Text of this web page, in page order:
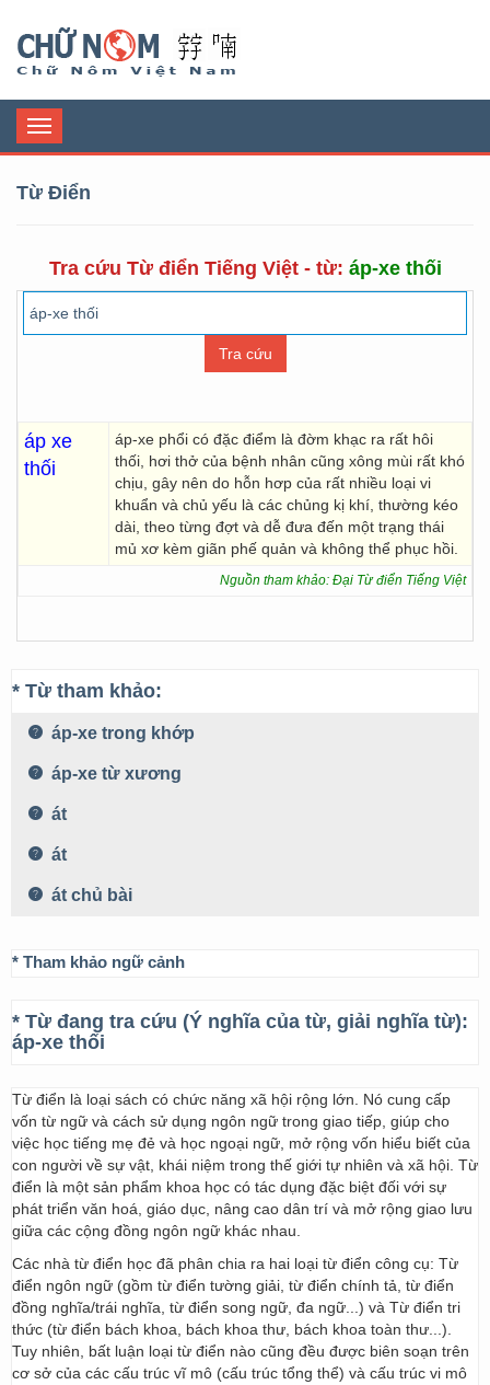
Toggle
navigation
Từ Điển
Tra cứu Từ điển Tiếng Việt - từ: áp-xe thối
áp xe
thối
áp-xe phổi có đặc điểm là đờm khạc ra rất hôi
thối, hơi thở của bệnh nhân cũng xông mùi rất khó
chịu, gây nên do hỗn hơp của rất nhiều loại vi
khuẩn và chủ yếu là các chủng kị khí, thường kéo
dài, theo từng đợt và dễ đưa đến một trạng thái
mủ xơ kèm giãn phế quản và không thể phục hồi.
Nguồn tham khảo: Đại Từ điển Tiếng Việt
* Từ tham khảo:
áp-xe trong khớp
áp-xe từ xương
át
át
át chủ bài
* Tham khảo ngữ cảnh
* Từ đang tra cứu (Ý nghĩa của từ, giải nghĩa từ):
áp-xe thối
Từ điển là loại sách có chức năng xã hội rộng lớn. Nó cung cấp
vốn từ ngữ và cách sử dụng ngôn ngữ trong giao tiếp, giúp cho
việc học tiếng mẹ đẻ và học ngoại ngữ, mở rộng vốn hiểu biết của
con người về sự vật, khái niệm trong thế giới tự nhiên và xã hội. Từ
điển là một sản phẩm khoa học có tác dụng đặc biệt đối với sự
phát triển văn hoá, giáo dục, nâng cao dân trí và mở rộng giao lưu
giữa các cộng đồng ngôn ngữ khác nhau.
Các nhà từ điển học đã phân chia ra hai loại từ điển công cụ: Từ
điển ngôn ngữ (gồm từ điển tường giải, từ điển chính tả, từ điển
đồng nghĩa/trái nghĩa, từ điển song ngữ, đa ngữ...) và Từ điển tri
thức (từ điển bách khoa, bách khoa thư, bách khoa toàn thư...).
Tuy nhiên, bất luận loại từ điển nào cũng đều được biên soạn trên
cơ sở của các cấu trúc vĩ mô (cấu trúc tổng thể) và cấu trúc vi mô